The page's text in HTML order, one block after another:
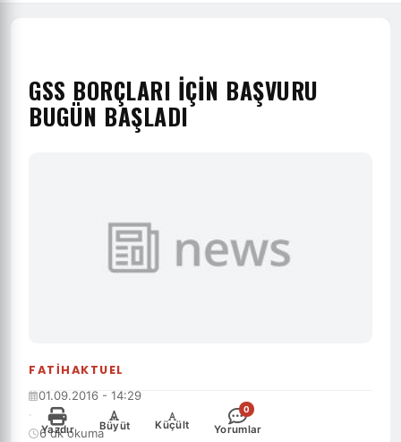
FATIHAKTUEL
GSS BORÇLARI IÇIN BAŞVURU
BUGÜN BAŞLADI
01.09.2016 - 14:29
·
6 dk okuma
Yazdır
+
Büyüt
-
Küçült
0
Yorumlar